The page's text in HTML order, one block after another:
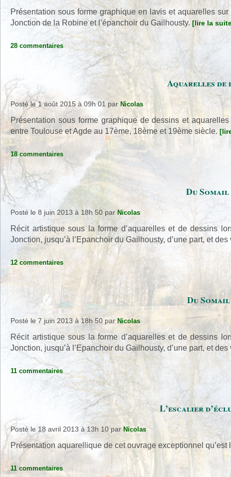
Présentation sous forme graphique en lavis et aquarelles
Jonction de la Robine et l’épanchoir du Gailhousty. [lire la
28 commentaires
Aquarelles de
Posté le 1 août 2015 à 09h 01 parNicolas
Présentation sous forme graphique de dessins et
entre Toulouse et Agde au 17ème, 18ème et 19ème siècle.
18 commentaires
Du Somail
Posté le 8 juin 2013 à 18h 50 parNicolas
Récit artistique sous la forme d’aquarelles et de dessins
Jonction, jusqu’à l’Epanchoir du Gailhousty, d’une part, et
12 commentaires
Du
Posté le 7 juin 2013 à 18h 50 par Nicolas
Récit artistique sous la forme d’aquarelles et de dessins
Jonction, jusqu’à l’Epanchoir du Gailhousty, d’une part, et
11 commentaires
L’escalier
Posté le 18 avril 2013 à 13h 10par Nicolas
Présentation aquarellique de cet ouvrage exceptionnel
11 commentaires